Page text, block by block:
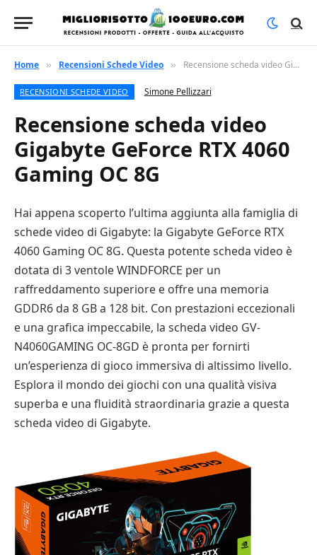
Home » Recensioni Schede Video » Recensione scheda video Gigabyte GeForce RTX 4060 Gaming OC 8G
RECENSIONI SCHEDE VIDEO Simone Pellizzari
Recensione scheda video
Gigabyte GeForce RTX 4060
Gaming OC 8G
Hai appena scoperto l’ultima aggiunta alla famiglia di
schede video di Gigabyte: la Gigabyte GeForce RTX
4060 Gaming OC 8G. Questa potente scheda video è
dotata di 3 ventole WINDFORCE per un
raffreddamento superiore e offre una memoria
GDDR6 da 8 GB a 128 bit. Con prestazioni eccezionali
e una grafica impeccabile, la scheda video GV-
N4060GAMING OC-8GD è pronta per fornirti
un’esperienza di gioco immersiva di altissimo livello.
Esplora il mondo dei giochi con una qualità visiva
superba e una fluidità straordinaria grazie a questa
scheda video di Gigabyte.